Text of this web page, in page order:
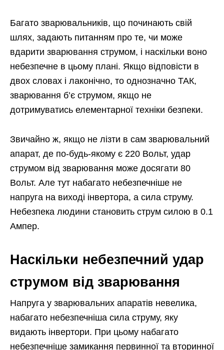
Багато зварювальників, що починають свій
шлях, задають питанням про те, чи може
вдарити зварювання струмом, і наскільки воно
небезпечне в цьому плані. Якщо відповісти в
двох словах і лаконічно, то однозначно ТАК,
зварювання б’є струмом, якщо не
дотримуватись елементарної техніки безпеки.
Звичайно ж, якщо не лізти в сам зварювальний
апарат, де по-будь-якому є 220 Вольт, удар
струмом від зварювання може досягати 80
Вольт. Але тут набагато небезпечніше не
напруга на виході інвертора, а сила струму.
Небезпека людини становить струм силою в 0.1
Ампер.
Наскільки небезпечний удар
струмом від зварювання
Напруга у зварювальних апаратів невелика,
набагато небезпечніша сила струму, яку
видають інвертори. При цьому набагато
небезпечніше замикання первинної та вторинної